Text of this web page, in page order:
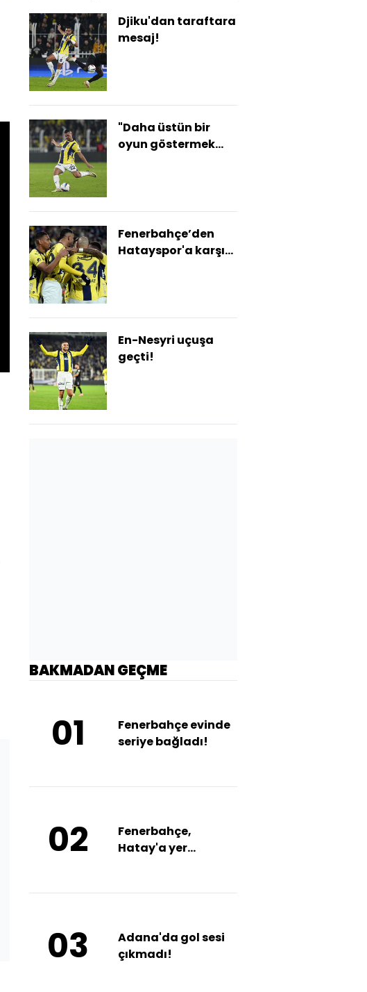
Djiku'dan taraftara
mesaj!
"Daha üstün bir
oyun göstermek
Fenerbahçe’den
Hatayspor'a karşı
En-Nesyri uçuşa
geçti!
BAKMADAN GEÇME
01
Fenerbahçe evinde
seriye bağladı!
02
Fenerbahçe,
Hatay'a yer
03
Adana'da gol sesi
çıkmadı!